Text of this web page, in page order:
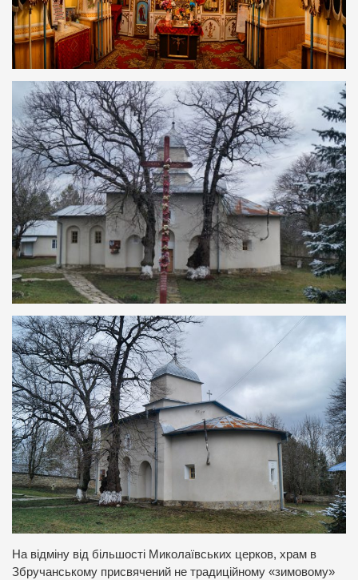
На відміну від більшості Миколаївських церков, храм в
Збручанському присвячений не традиційному «зимовому»